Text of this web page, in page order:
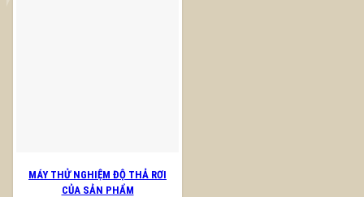
MÁY THỬ NGHIỆM ĐỘ THẢ RƠI
CỦA SẢN PHẨM